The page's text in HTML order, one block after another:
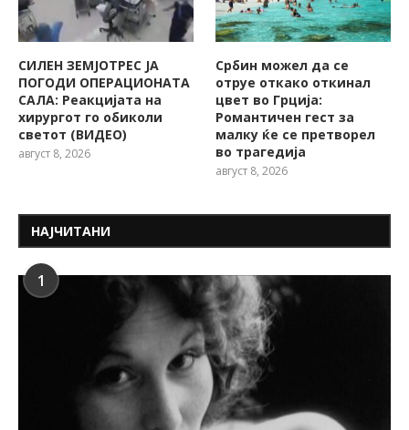
СИЛЕН ЗЕМЈОТРЕС ЈА
ПОГОДИ ОПЕРАЦИОНАТА
САЛА: Реакцијата на
хирургот го обиколи
светот (ВИДЕО)
август 8, 2026
Србин можел да се
отруе откако откинал
цвет во Грција:
Романтичен гест за
малку ќе се претворел
во трагедија
август 8, 2026
НАЈЧИТАНИ
1